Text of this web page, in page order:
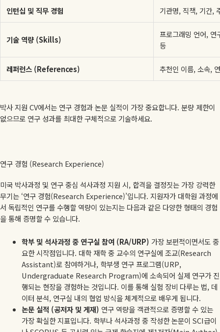
인턴십 및 직무 경험 기관명, 직책, 기간,
기술 역량 (Skills)
프로그래밍 언어, 연
등
레퍼런스 (References) 추천인 이름, 소속,
박사 지원 CV에서는 연구 경험과 논문 실적이 가장 중요합니다. 분량 제한이
없으므로 연구 성과를 최대한 구체적으로 기술하세요.
연구 경험 (Research Experience)
미국 박사과정 및 연구 중심 석사과정 지원 시, 합격을 결정짓는 가장 강력한
무기는 ‘연구 경험(Research Experience)’입니다. 지원자가 대학원 과정에
서 독립적인 연구를 수행할 역량이 있는지는 다음과 같은 다양한 형태의 경험
을 통해 증명할 수 있습니다.
학부 및 석사과정 중 연구실 참여 (RA/URP) 가장 보편적이면서도 중
요한 시작점입니다. 대학 재학 중 교수의 연구실에 조교(Research
Assistant)로 참여하거나, 학부생 연구 프로그램(URP,
Undergraduate Research Program)에 소속되어 실제 연구가 진
행되는 현장을 경험하는 것입니다. 이를 통해 실험 장비 다루는 법, 데
이터 분석, 연구실 내의 협업 방식을 체계적으로 배우게 됩니다.
논문 실적 (공저자 및 게재) 연구 역량을 객관적으로 증명할 수 있는
가장 확실한 지표입니다. 학부나 석사과정 중 작성한 논문이 SCI급이